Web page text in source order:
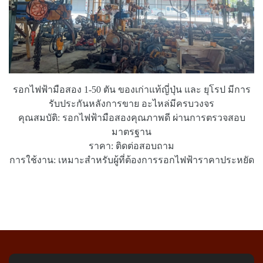
รอกไฟฟ้ามือสอง 1-50 ตัน ของเก่าแท้ญี่ปุ่น และ ยุโรป มีการ
รับประกันหลังการขาย อะไหล่มีครบวงจร
คุณสมบัติ: รอกไฟฟ้ามือสองคุณภาพดี ผ่านการตรวจสอบ
มาตรฐาน
ราคา: ติดต่อสอบถาม
การใช้งาน: เหมาะสำหรับผู้ที่ต้องการรอกไฟฟ้าราคาประหยัด